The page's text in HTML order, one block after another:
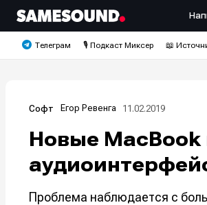
Телеграм 🎙️ Подкаст Миксер 📖
Софт Егор Ревенга 11.02.2019
Новые MacBook
Проблема наблюдается с